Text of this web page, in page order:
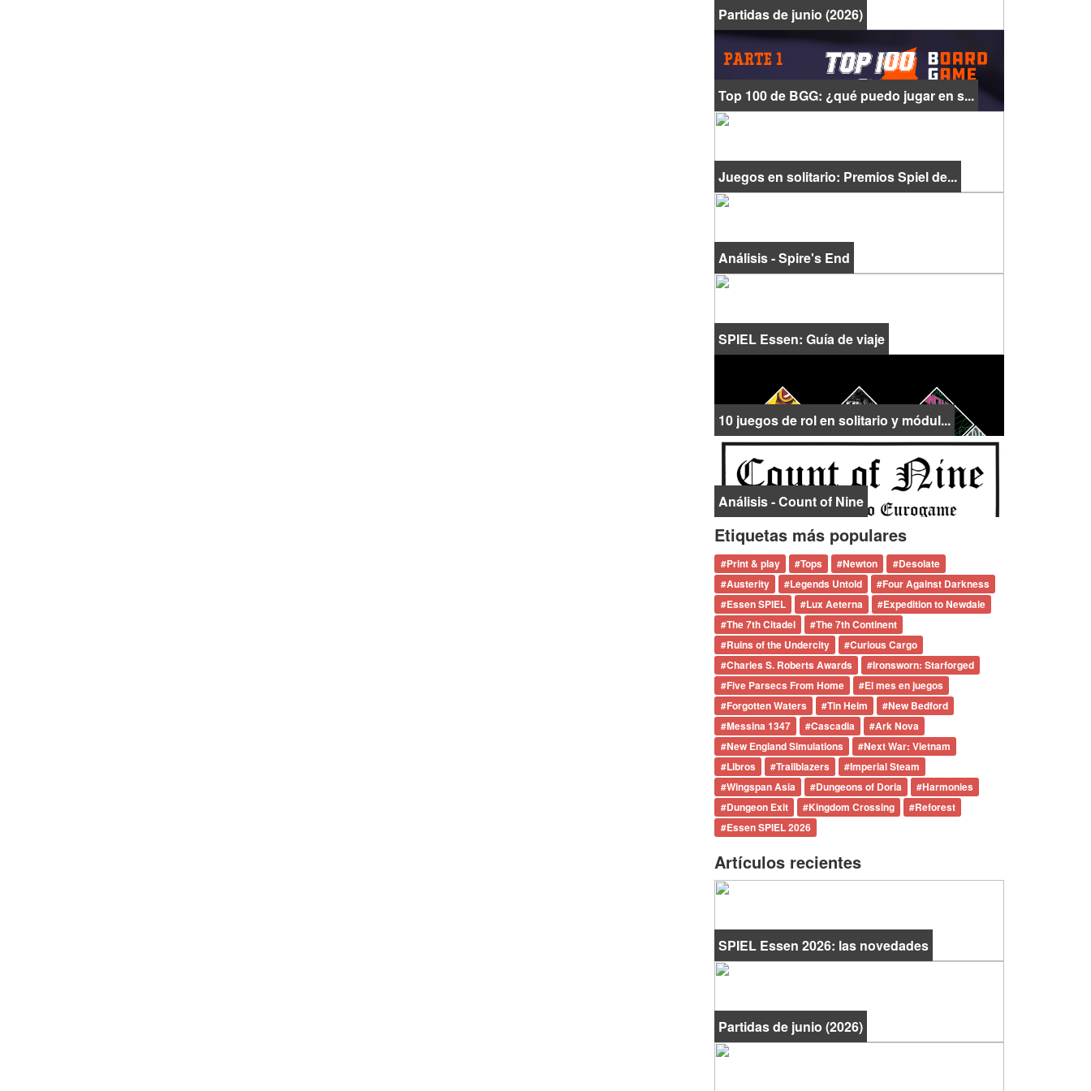
Partidas de junio (2026)
Top 100 de BGG: ¿qué puedo jugar en s...
Juegos en solitario: Premios Spiel de...
Análisis - Spire's End
SPIEL Essen: Guía de viaje
10 juegos de rol en solitario y módul...
Análisis - Count of Nine
Etiquetas más populares
#Print & play #Tops #Newton #Desolate
#Austerity #Legends Untold #Four Against Darkness
#Essen SPIEL #Lux Aeterna #Expedition to Newdale
#The 7th Citadel #The 7th Continent
#Ruins of the Undercity #Curious Cargo
#Charles S. Roberts Awards #Ironsworn: Starforged
#Five Parsecs From Home #El mes en juegos
#Forgotten Waters #Tin Helm #New Bedford
#Messina 1347 #Cascadia #Ark Nova
#New England Simulations #Next War: Vietnam
#Libros #Trailblazers #Imperial Steam
#Wingspan Asia #Dungeons of Doria #Harmonies
#Dungeon Exit #Kingdom Crossing #Reforest
#Essen SPIEL 2026
Artículos recientes
SPIEL Essen 2026: las novedades
Partidas de junio (2026)